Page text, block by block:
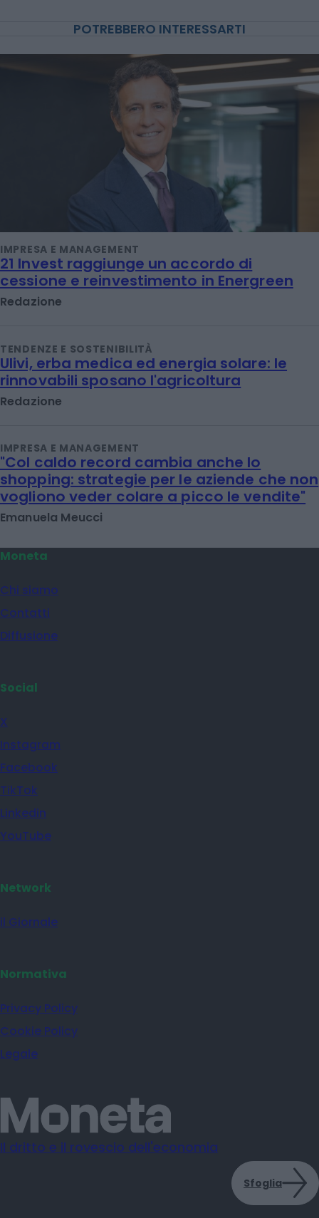
POTREBBERO INTERESSARTI
IMPRESA E MANAGEMENT
21 Invest raggiunge un accordo di
cessione e reinvestimento in Energreen
Redazione
TENDENZE E SOSTENIBILITÀ
Ulivi, erba medica ed energia solare: le
rinnovabili sposano l'agricoltura
Redazione
IMPRESA E MANAGEMENT
"Col caldo record cambia anche lo
shopping: strategie per le aziende che non
vogliono veder colare a picco le vendite"
Emanuela Meucci
Moneta
Chi siamo
Contatti
Diffusione
Social
X
Instagram
Facebook
TikTok
Linkedin
YouTube
Network
il Giornale
Normativa
Privacy Policy
Cookie Policy
Legale
Il dritto e il rovescio dell'economia
Sfoglia